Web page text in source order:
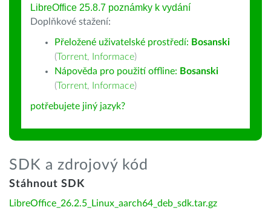
LibreOffice 25.8.7 poznámky k vydání
Doplňkové stažení:
Přeložené uživatelské prostředí: Bosanski
(Torrent, Informace)
Nápověda pro použití offline: Bosanski
(Torrent, Informace)
potřebujete jiný jazyk?
SDK a zdrojový kód
Stáhnout SDK
LibreOffice_26.2.5_Linux_aarch64_deb_sdk.tar.gz